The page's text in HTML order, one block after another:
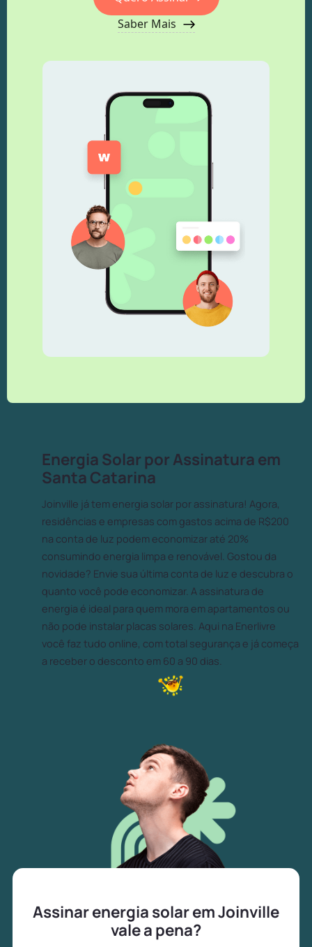
Saber Mais
Energia Solar por Assinatura em
Santa Catarina
Joinville já tem energia solar por assinatura! Agora,
residências e empresas com gastos acima de R$200
na conta de luz podem economizar até 20%
consumindo energia limpa e renovável. Gostou da
novidade? Envie sua última conta de luz e descubra o
quanto você pode economizar. A assinatura de
energia é ideal para quem mora em apartamentos ou
não pode instalar placas solares. Aqui na Enerlivre
você faz tudo online, com total segurança e já começa
a receber o desconto em 60 a 90 dias.
Assinar energia solar em Joinville
vale a pena?